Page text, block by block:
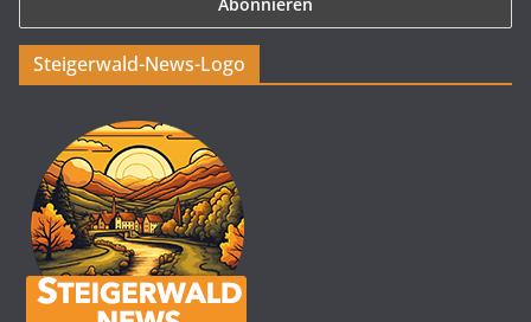
Steigerwald-News-Logo